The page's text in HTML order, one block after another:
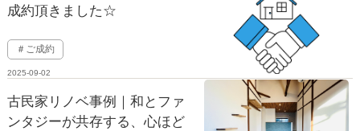
成約頂きました☆
＃ご成約
2025-09-02
古民家リノベ事例｜和とファ
ンタジーが共存する、心ほど